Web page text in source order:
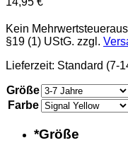
Kein
§19 (1) UStG. zzgl.
Lieferzeit: Standard (7-
Größe
Farbe
*Größe